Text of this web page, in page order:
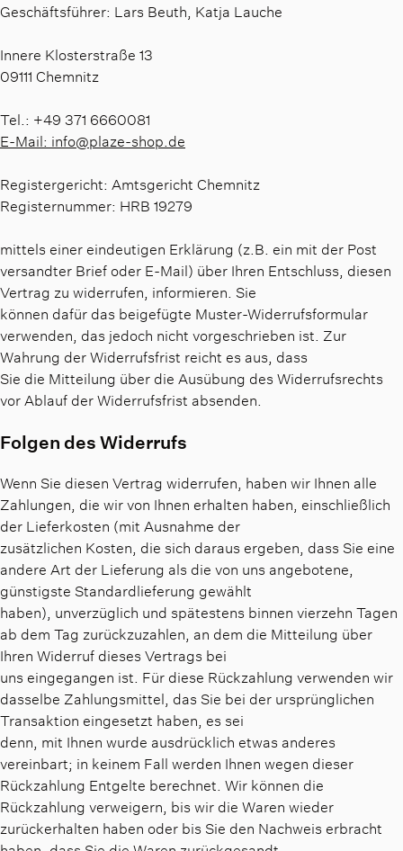
Geschäftsführer: Lars Beuth, Katja Lauche
Innere Klosterstraße 13
09111 Chemnitz
Tel.: +49 371 6660081
E-Mail: info@plaze-shop.de
Registergericht: Amtsgericht Chemnitz
Registernummer: HRB 19279
mittels einer eindeutigen Erklärung (z.B. ein mit der Post
versandter Brief oder E-Mail) über Ihren Entschluss, diesen
Vertrag zu widerrufen, informieren. Sie
können dafür das beigefügte Muster-Widerrufsformular
verwenden, das jedoch nicht vorgeschrieben ist. Zur
Wahrung der Widerrufsfrist reicht es aus, dass
Sie die Mitteilung über die Ausübung des Widerrufsrechts
vor Ablauf der Widerrufsfrist absenden.
Folgen des Widerrufs
Wenn Sie diesen Vertrag widerrufen, haben wir Ihnen alle
Zahlungen, die wir von Ihnen erhalten haben, einschließlich
der Lieferkosten (mit Ausnahme der
zusätzlichen Kosten, die sich daraus ergeben, dass Sie eine
andere Art der Lieferung als die von uns angebotene,
günstigste Standardlieferung gewählt
haben), unverzüglich und spätestens binnen vierzehn Tagen
ab dem Tag zurückzuzahlen, an dem die Mitteilung über
Ihren Widerruf dieses Vertrags bei
uns eingegangen ist. Für diese Rückzahlung verwenden wir
dasselbe Zahlungsmittel, das Sie bei der ursprünglichen
Transaktion eingesetzt haben, es sei
denn, mit Ihnen wurde ausdrücklich etwas anderes
vereinbart; in keinem Fall werden Ihnen wegen dieser
Rückzahlung Entgelte berechnet. Wir können die
Rückzahlung verweigern, bis wir die Waren wieder
zurückerhalten haben oder bis Sie den Nachweis erbracht